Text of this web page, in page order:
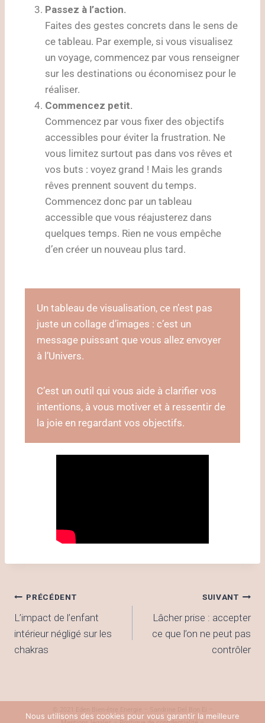
Passez à l’action.
Faites des gestes concrets dans le sens de
ce tableau. Par exemple, si vous visualisez
un voyage, commencez par vous renseigner
sur les destinations ou économisez pour le
réaliser.
Commencez petit.
Commencez par vous fixer des objectifs
accessibles pour éviter la frustration. Ne
vous limitez surtout pas dans vos rêves et
vos buts : voyez grand ! Mais les grands
rêves prennent souvent du temps.
Commencez donc par un tableau
accessible que vous réajusterez dans
quelques temps. Rien ne vous empêche
d’en créer un nouveau plus tard.
Un tableau de visualisation, ce n’est pas
juste un collage d’images : c’est un
message puissant que vous allez envoyer
à l’Univers.
C’est un outil qui vous aide à clarifier vos
intentions, à vous motiver et à ressentir de
la joie en regardant vos objectifs.
PRÉCÉDENT
L’impact de l’enfant
intérieur négligé sur les
chakras
SUIVANT
Lâcher prise : accepter
ce que l’on ne peut pas
contrôler
Nous utilisons des cookies pour vous garantir la meilleure